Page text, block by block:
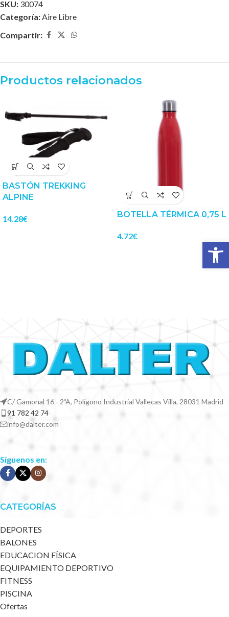
SKU: 30074
Categoría: Aire Libre
Compartir:
Productos relacionados
BASTÓN TREKKING
ALPINE
14.28€ BOTELLA TÉRMICA 0,75 L
4.72€
C/ Gamonal 16 - 2ºA, Polígono Industrial Vallecas Villa, 28031 Madrid
91 782 42 74
info@dalter.com
Síguenos en:
CATEGORÍAS
DEPORTES
BALONES
EDUCACION FÍSICA
EQUIPAMIENTO DEPORTIVO
FITNESS
PISCINA
Ofertas
Abrir